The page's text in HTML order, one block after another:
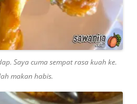
Saya cuma sempat rasa kuah ke.
makan habis.